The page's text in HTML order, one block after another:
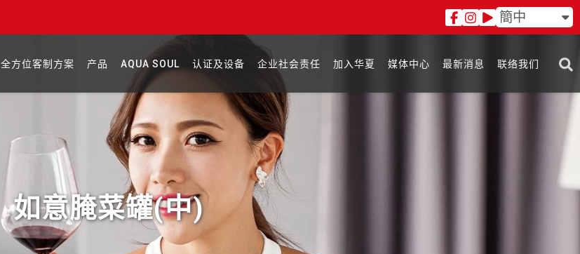
簡中
全方位客制方案 产品 AQUA SOUL 认证及设备 企业社会责任 加入华夏 媒体中心 最新消息 联络我们
如意腌菜罐(中)